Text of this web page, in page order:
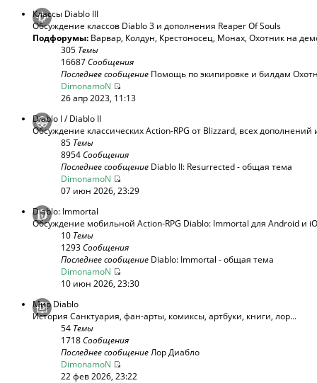
Классы Diablo III
Обсуждение классов Diablo 3 и дополнения Reaper Of Souls
Подфорумы: Варвар, Колдун, Крестоносец, Монах, Охотник на
305 Темы
16687Сообщения
Последнее сообщение Помощь по экипировке и билдам
DimonamoN
26 апр 2023, 11:13
Diablo I / Diablo II
Обсуждение классических Action-RPG от Blizzard, всех дополнений
85 Темы
8954Сообщения
Последнее сообщение Diablo II: Resurrected - общая тема
DimonamoN
07 июн 2026, 23:29
Diablo: Immortal
Обсуждение мобильной Action-RPG Diablo: Immortal для Android и
10 Темы
1293Сообщения
Последнее сообщение Diablo: Immortal - общая тема
DimonamoN
10 июн 2026, 23:30
Мир Diablo
История Санктуария, фан-арты, комиксы, артбуки, книги, лор...
54 Темы
1718Сообщения
Последнее сообщениеЛор Диабло
DimonamoN
22 фев 2026, 23:22